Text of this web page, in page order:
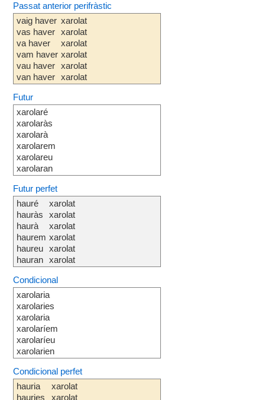
Passat anterior perifràstic
vaig haver
vas haver
va haver
vam haver
vau haver
van haver
xarolat
xarolat
xarolat
xarolat
xarolat
xarolat
Futur
xarolaré
xarolaràs
xarolarà
xarolarem
xarolareu
xarolaran
Futur perfet
hauré
hauràs
haurà
haurem
haureu
hauran
xarolat
xarolat
xarolat
xarolat
xarolat
xarolat
Condicional
xarolaria
xarolaries
xarolaria
xarolaríem
xarolaríeu
xarolarien
Condicional perfet
hauria
hauries
xarolat
xarolat